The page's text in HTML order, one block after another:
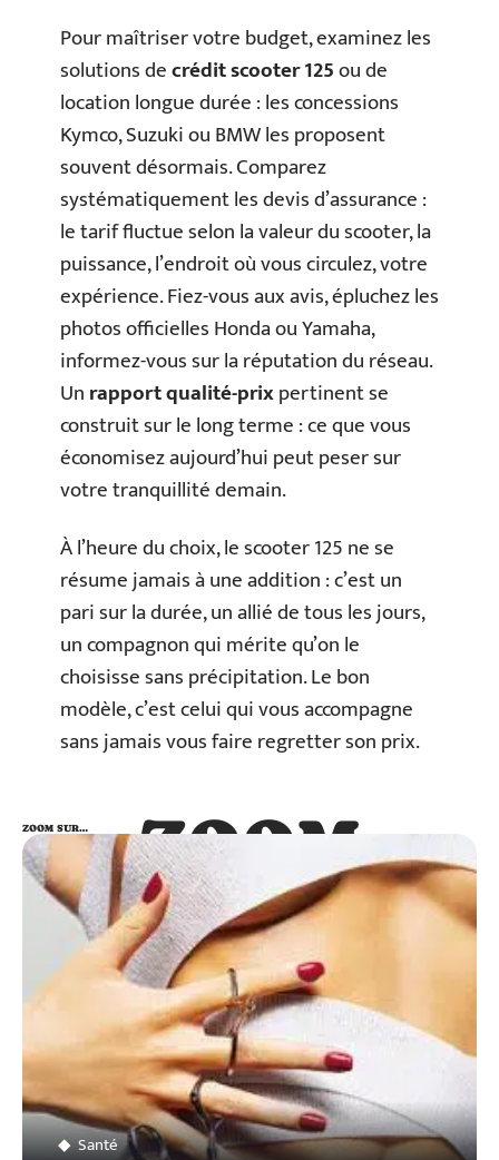
Pour maîtriser votre budget, examinez les
solutions decrédit scooter 125ou de
location longue durée : les concessions
Kymco, Suzuki ou BMW les proposent
souvent désormais. Comparez
systématiquement les devis d’assurance :
le tarif fluctue selon la valeur du scooter, la
puissance, l’endroit où vous circulez, votre
expérience. Fiez-vous aux avis, épluchez les
photos officielles Honda ou Yamaha,
informez-vous sur la réputation du réseau.
Unrapport qualité-prixpertinent se
construit sur le long terme : ce que vous
économisez aujourd’hui peut peser sur
votre tranquillité demain.
À l’heure du choix, le scooter 125 ne se
résume jamais à une addition : c’est un
pari sur la durée, un allié de tous les jours,
un compagnon qui mérite qu’on le
choisisse sans précipitation. Le bon
modèle, c’est celui qui vous accompagne
sans jamais vous faire regretter son prix.
ZOOM
SUR…
ZOOM SUR…
Santé